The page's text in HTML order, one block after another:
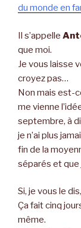
du monde en
Il s’appelle
que moi.
Je vous laisse
croyez pas…
Non mais est-
me vienne
septembre, à
je n’ai plus
fin de la
séparés et que
Si, je vous le
Ça fait cinq
même.